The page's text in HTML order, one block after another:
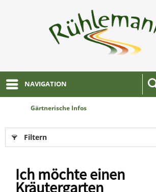
NAVIGATION
Gärtnerische Infos
Filtern
Ich möchte einen
Kräutergarten